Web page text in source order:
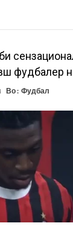
фудбалер
Во : Фудбал